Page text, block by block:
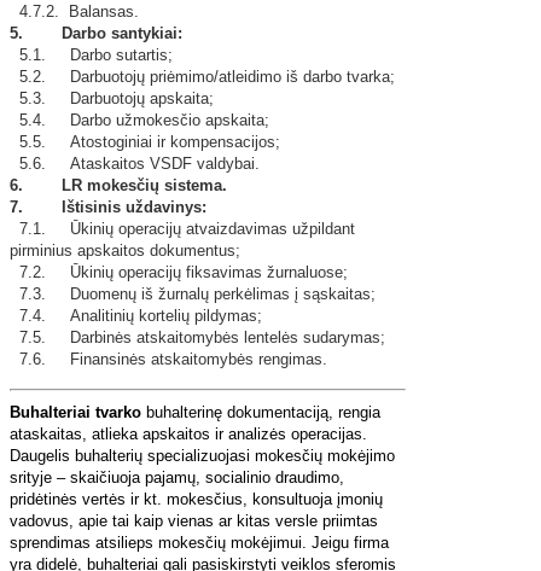
4.7.2. Balansas.
5. Darbo santykiai:
5.1. Darbo sutartis;
5.2. Darbuotojų priėmimo/atleidimo iš darbo tvarka;
5.3. Darbuotojų apskaita;
5.4. Darbo užmokesčio apskaita;
5.5. Atostoginiai ir kompensacijos;
5.6. Ataskaitos VSDF valdybai.
6. LR mokesčių sistema.
7. Ištisinis uždavinys:
7.1. Ūkinių operacijų atvaizdavimas užpildant
pirminius apskaitos dokumentus;
7.2. Ūkinių operacijų fiksavimas žurnaluose;
7.3. Duomenų iš žurnalų perkėlimas į sąskaitas;
7.4. Analitinių kortelių pildymas;
7.5. Darbinės atskaitomybės lentelės sudarymas;
7.6. Finansinės atskaitomybės rengimas.
Buhalteriai tvarko buhalterinę dokumentaciją, rengia
ataskaitas, atlieka apskaitos ir analizės operacijas.
Daugelis buhalterių specializuojasi mokesčių mokėjimo
srityje – skaičiuoja pajamų, socialinio draudimo,
pridėtinės vertės ir kt. mokesčius, konsultuoja įmonių
vadovus, apie tai kaip vienas ar kitas versle priimtas
sprendimas atsilieps mokesčių mokėjimui. Jeigu firma
yra didelė, buhalteriai gali pasiskirstyti veiklos sferomis